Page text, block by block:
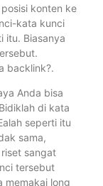
konten ke
kata kunci
itu. Biasanya
backlink?.
Anda bisa
di kata
seperti itu
sama,
sangat
tersebut
memakai long